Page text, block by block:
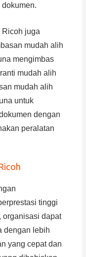
Ricoh juga
mudah alih
mengimbas
mudah alih
mudah alih
untuk
dengan
peralatan
tinggi
organisasi dapat
dengan lebih
yang cepat dan